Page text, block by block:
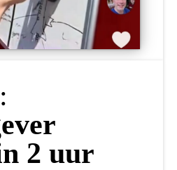
2 uur